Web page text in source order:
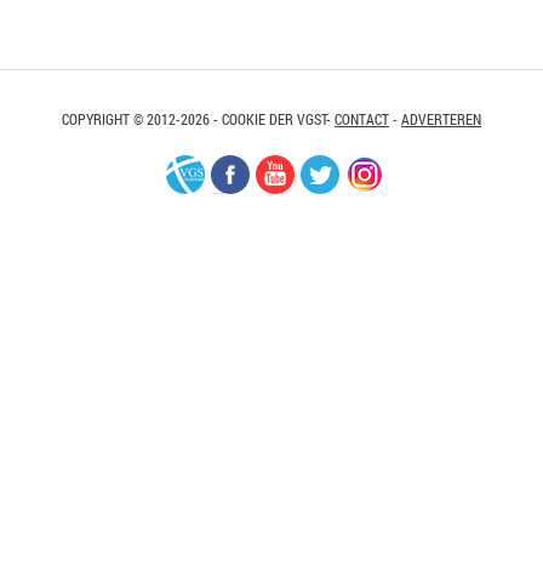
COPYRIGHT © 2012-2026 - COOKIE DER VGST- CONTACT- ADVERTEREN